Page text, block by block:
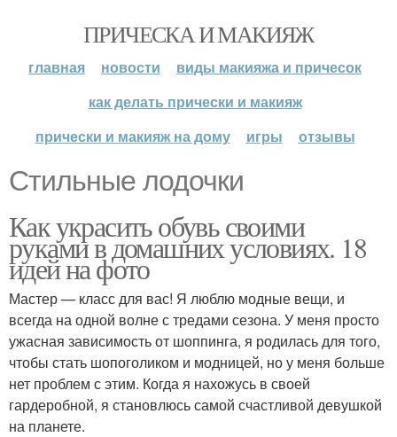
ПРИЧЕСКА И МАКИЯЖ
главная новости
виды макияжа и причесок
как делать прически и макияж
прически и макияж на дому
игры отзывы
Стильные лодочки
Как украсить обувь своими
руками в домашних условиях. 18
идей на фото
Мастер — класс для вас! Я люблю модные вещи, и
всегда на одной волне с тредами сезона. У меня просто
ужасная зависимость от шоппинга, я родилась для того,
чтобы стать шопоголиком и модницей, но у меня больше
нет проблем с этим. Когда я нахожусь в своей
гардеробной, я становлюсь самой счастливой девушкой
на планете.